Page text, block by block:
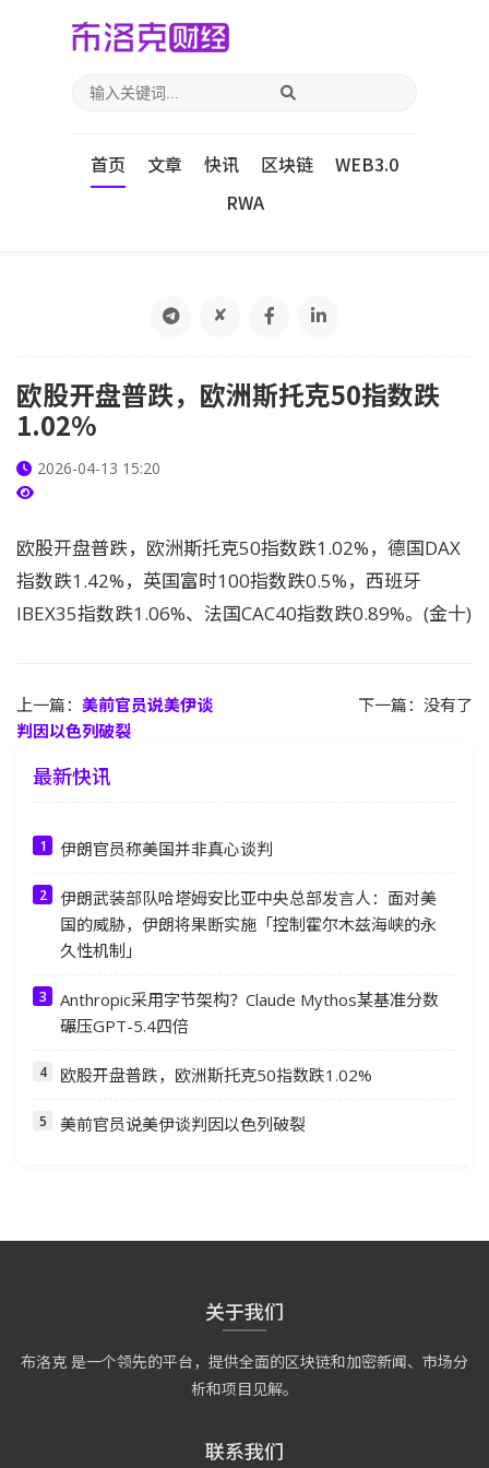
首页 文章 快讯 区块链
WEB3.0
RWA
✘
欧股开盘普跌，欧洲斯托克50指数跌
1.02%
2026-04-13 15:20
欧股开盘普跌，欧洲斯托克50指数跌1.02%，德国DAX
指数跌1.42%，英国富时100指数跌0.5%，西班牙
IBEX35指数跌1.06%、法国CAC40指数跌0.89%。(金十)
上一篇： 美前官员说美伊谈
判因以色列破裂
下一篇：没有了
最新快讯
伊朗官员称美国并非真心谈判
伊朗武装部队哈塔姆安比亚中央总部发言人：面对美
国的威胁，伊朗将果断实施「控制霍尔木兹海峡的永
久性机制」
Anthropic采用字节架构？Claude Mythos某基准分数
碾压GPT-5.4四倍
欧股开盘普跌，欧洲斯托克50指数跌1.02%
美前官员说美伊谈判因以色列破裂
关于我们
布洛克 是一个领先的平台，提供全面的区块链和加密新闻、市场分
析和项目见解。
联系我们